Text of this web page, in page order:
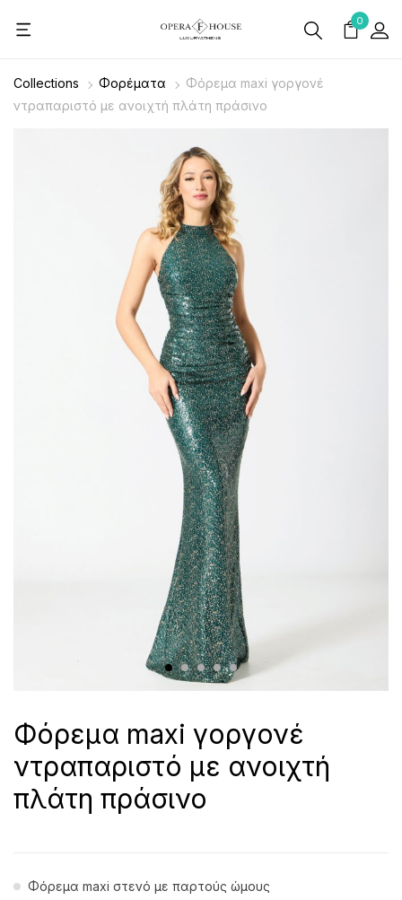
0
Collections Φορέματα
Φόρεμα maxi γοργονέ
ντραπαριστό με ανοιχτή πλάτη πράσινο
Φόρεμα maxi γοργονέ
ντραπαριστό με ανοιχτή
πλάτη πράσινο
Φόρεμα maxi στενό με παρτούς ώμους